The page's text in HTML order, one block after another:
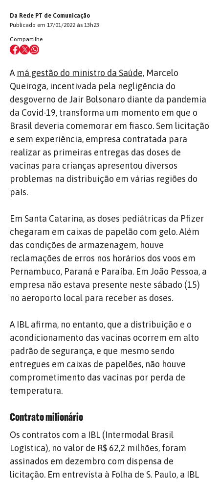
Da Rede PT de Comunicação
Publicado em 17/01/2022 às 13h23
Compartilhe
A má gestão do ministro da Saúde, Marcelo
Queiroga, incentivada pela negligência do
desgoverno de Jair Bolsonaro diante da pandemia
da Covid-19, transforma um momento em que o
Brasil deveria comemorar em fiasco. Sem licitação
e sem experiência, empresa contratada para
realizar as primeiras entregas das doses de
vacinas para crianças apresentou diversos
problemas na distribuição em várias regiões do
país.
Em Santa Catarina, as doses pediátricas da Pfizer
chegaram em caixas de papelão com gelo. Além
das condições de armazenagem, houve
reclamações de erros nos horários dos voos em
Pernambuco, Paraná e Paraíba. Em João Pessoa, a
empresa não estava presente neste sábado (15)
no aeroporto local para receber as doses.
A IBL afirma, no entanto, que a distribuição e o
acondicionamento das vacinas ocorrem em alto
padrão de segurança, e que mesmo sendo
entregues em caixas de papelões, não houve
comprometimento das vacinas por perda de
temperatura.
Contrato milionário
Os contratos com a IBL (Intermodal Brasil
Logística), no valor de R$ 62,2 milhões, foram
assinados em dezembro com dispensa de
licitação. Em entrevista à Folha de S. Paulo, a IBL